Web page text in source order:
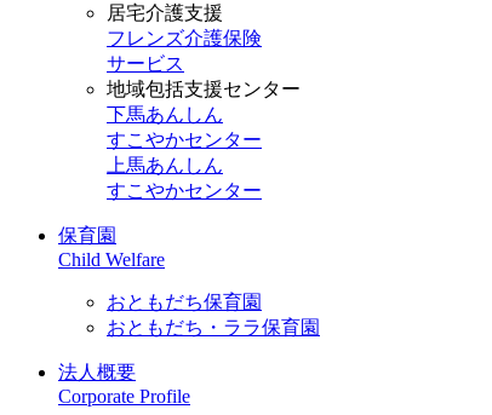
居宅介護支援
フレンズ介護保険
サービス
地域包括支援センター
下馬あんしん
すこやかセンター
上馬あんしん
すこやかセンター
保育園
Child Welfare
おともだち保育園
おともだち・ララ保育園
法人概要
Corporate Profile